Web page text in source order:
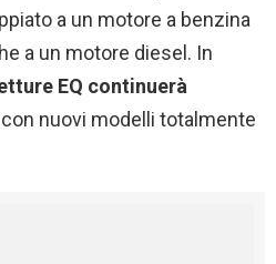
a un motore a benzina
a un motore diesel. In
EQ continuerà
con nuovi modelli totalmente